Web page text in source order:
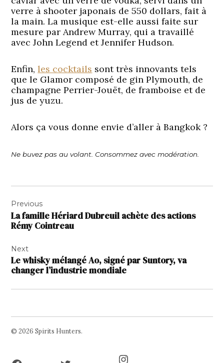
verre à shooter japonais de 550 dollars, fait à
la main. La musique est-elle aussi faite sur
mesure par Andrew Murray, qui a travaillé
avec John Legend et Jennifer Hudson.
Enfin,les cocktails sont très innovants tels
que le Glamor composé de gin Plymouth, de
champagne Perrier-Jouët, de framboise et de
jus de yuzu.
Alors ça vous donne envie d’aller à Bangkok ?
Ne buvez pas au volant. Consommez avec modération.
de
l’article
Previous
La famille Hériard Dubreuil achète des actions
Rémy Cointreau
Next
Le whisky mélangé Ao, signé par Suntory, va
changer l’industrie mondiale
© 2026 Spirits Hunters.